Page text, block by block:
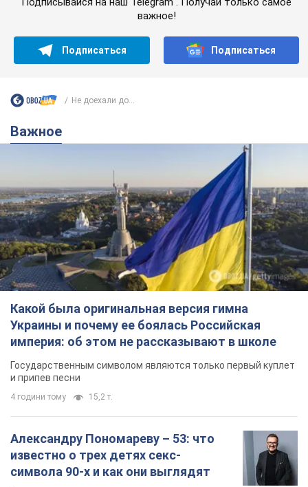
важное!
Подписаться Подписаться
Не доехали до...
Важное
Какой была оригинальная версия гимна
Украины и почему ее боялась Российская
империя: об этом не рассказывают в школе
Государственным символом являются только первый куплет
и припев песни
4 години тому 15,2 т.
Александру Пономареву – 53: что
известно о трех детях секс-
символа 90-х и как они выглядят